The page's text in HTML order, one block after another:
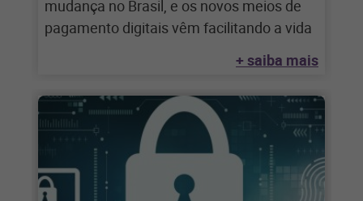
mudança no Brasil, e os novos meios de
pagamento digitais vêm facilitando a vida
+ saiba mais